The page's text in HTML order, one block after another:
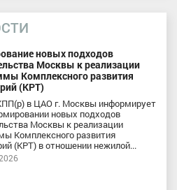
новых подходов
Москвы к реализации
Комплексного развития
(КРТ)
в ЦАО г. Москвы информирует
новых подходов
Москвы к реализации
Комплексного развития
(КРТ) в отношении нежилой...